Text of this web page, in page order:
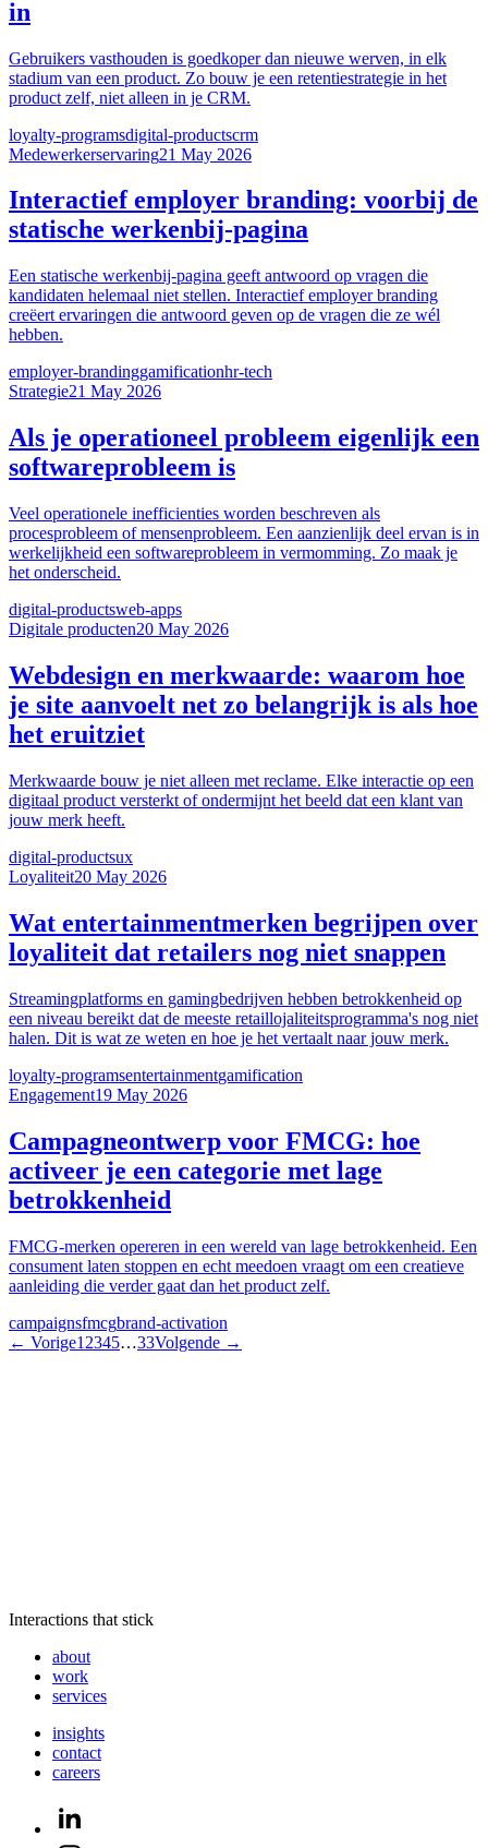
in
Gebruikers vasthouden is goedkoper dan nieuwe werven, in elk
stadium van een product. Zo bouw je een retentiestrategie in het
product zelf, niet alleen in je CRM.
loyalty-programsdigital-productscrm
Medewerkerservaring21 May 2026
Interactief employer branding: voorbij de
statische werkenbij-pagina
Een statische werkenbij-pagina geeft antwoord op vragen die
kandidaten helemaal niet stellen. Interactief employer branding
creëert ervaringen die antwoord geven op de vragen die ze wél
hebben.
employer-brandinggamificationhr-tech
Strategie21 May 2026
Als je operationeel probleem eigenlijk een
softwareprobleem is
Veel operationele inefficienties worden beschreven als
procesprobleem of mensenprobleem. Een aanzienlijk deel ervan is in
werkelijkheid een softwareprobleem in vermomming. Zo maak je
het onderscheid.
digital-productsweb-apps
Digitale producten20 May 2026
Webdesign en merkwaarde: waarom hoe
je site aanvoelt net zo belangrijk is als hoe
het eruitziet
Merkwaarde bouw je niet alleen met reclame. Elke interactie op een
digitaal product versterkt of ondermijnt het beeld dat een klant van
jouw merk heeft.
digital-productsux
Loyaliteit20 May 2026
Wat entertainmentmerken begrijpen over
loyaliteit dat retailers nog niet snappen
Streamingplatforms en gamingbedrijven hebben betrokkenheid op
een niveau bereikt dat de meeste retaillojaliteitsprogramma's nog niet
halen. Dit is wat ze weten en hoe je het vertaalt naar jouw merk.
loyalty-programsentertainmentgamification
Engagement19 May 2026
Campagneontwerp voor FMCG: hoe
activeer je een categorie met lage
betrokkenheid
FMCG-merken opereren in een wereld van lage betrokkenheid. Een
consument laten stoppen en echt meedoen vraagt om een creatieve
aanleiding die verder gaat dan het product zelf.
campaignsfmcgbrand-activation
← Vorige1 2345…33Volgende →
Interactions that stick
about
work
services
insights
contact
careers